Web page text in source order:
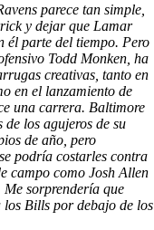
parece tan simple,
y dejar que Lamar
él parte del tiempo. Pero
Todd Monken, ha
creativas, tanto en
en el lanzamiento de
una carrera. Baltimore
los agujeros de su
de año, pero
podría costarles contra
campo como Josh Allen
Me sorprendería que
Bills por debajo de los